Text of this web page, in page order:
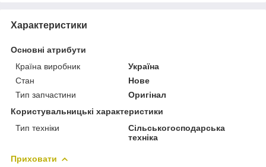
Характеристики
Основні атрибути
Країна виробник
Україна
Стан
Нове
Тип запчастини
Оригінал
Користувальницькі характеристики
Тип техніки
Сільськогосподарська
техніка
Приховати